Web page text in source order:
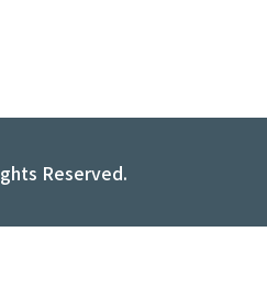
Reserved.